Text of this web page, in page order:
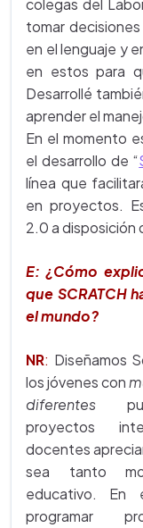
colegas del
tomar
en el lenguaje y
en estos para
Desarrollé
aprender el
En el momento
el desarrollo de “
línea que
en proyectos.
2.0 a disposición
E: ¿Cómo
que SCRATCH
el mundo?
NR: Diseñamos
los jóvenes con
diferentes
proyectos
docentes
sea tanto
educativo. En
programar